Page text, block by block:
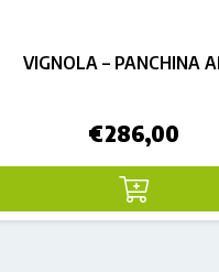
VIGNOLA – PANCHINA
€286,00